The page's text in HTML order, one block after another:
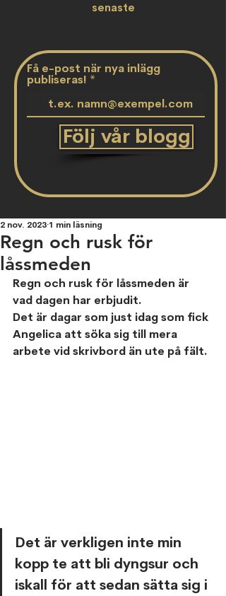
senaste
Få e-post när nya inlägg
publiseras!
Följ vår blogg
Regn och rusk för
låssmeden
2 nov. 2023 1 min läsning
Regn och rusk för låssmeden är
vad dagen har erbjudit.
Det är dagar som just idag som fick
Angelica att söka sig till mera
arbete vid skrivbord än ute på fält.
Det är verkligen inte min
kopp te att bli dyngsur och
iskall för att sedan sätta sig i